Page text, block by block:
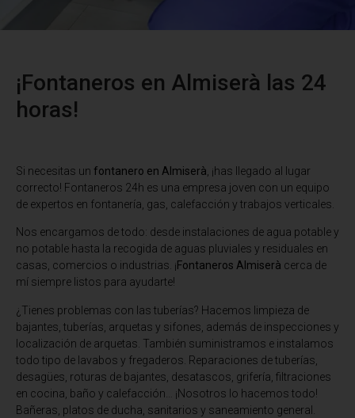
¡Fontaneros en Almiserà las 24
horas!
Si necesitas un fontanero en Almiserà , ¡has llegado al lugar
correcto! Fontaneros 24h es una empresa joven con un equipo
de expertos en fontanería, gas, calefacción y trabajos verticales.
Nos encargamos de todo: desde instalaciones de agua potable y
no potable hasta la recogida de aguas pluviales y residuales en
casas, comercios o industrias. ¡Fontaneros Almiserà cerca de
mí siempre listos para ayudarte!
¿Tienes problemas con las tuberías? Hacemos limpieza de
bajantes, tuberías, arquetas y sifones, además de inspecciones y
localización de arquetas. También suministramos e instalamos
todo tipo de lavabos y fregaderos. Reparaciones de tuberías,
desagües, roturas de bajantes, desatascos, grifería, filtraciones
en cocina, baño y calefacción… ¡Nosotros lo hacemos todo!
Bañeras, platos de ducha, sanitarios y saneamiento general.